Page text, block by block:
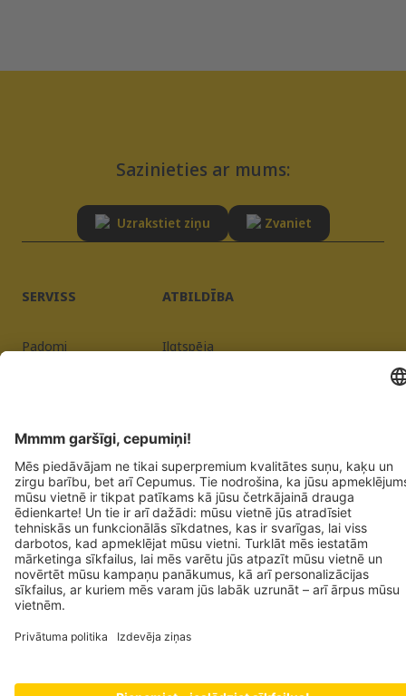
Sazinieties ar mums:
Uzrakstiet ziņu Zvaniet
SERVISS
Padomi
Izdevēja ziņas
Privātuma politika
ATBILDĪBA
Ilgtspēja
JOSERA PETFOOD GMBH
Industriegebiet Sud
DE-63924 Kleinheubach